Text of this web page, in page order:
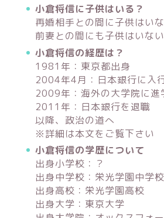
小倉将信に子供はいる？
再婚相手との間に子供はい
前妻との間にも子供はいない
小倉将信の経歴は？
1981年：東京都出身
2004年4月：日本銀行に入
2009年：海外の大学院に進
2011年：日本銀行を退職
以降、政治の道へ
※詳細は本文をご覧下さい
小倉将信の学歴について
出身小学校：？
出身中学校：栄光学園中学校
出身高校：栄光学園高校
出身大学：東京大学